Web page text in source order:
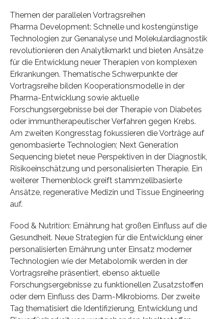
Themen der parallelen Vortragsreihen
Pharma Development: Schnelle und kostengünstige
Technologien zur Genanalyse und Molekulardiagnostik
revolutionieren den Analytikmarkt und bieten Ansätze
für die Entwicklung neuer Therapien von komplexen
Erkrankungen. Thematische Schwerpunkte der
Vortragsreihe bilden Kooperationsmodelle in der
Pharma-Entwicklung sowie aktuelle
Forschungsergebnisse bei der Therapie von Diabetes
oder immuntherapeutischer Verfahren gegen Krebs.
Am zweiten Kongresstag fokussieren die Vorträge auf
genombasierte Technologien; Next Generation
Sequencing bietet neue Perspektiven in der Diagnostik,
Risikoeinschätzung und personalisierten Therapie. Ein
weiterer Themenblock greift stammzellbasierte
Ansätze, regenerative Medizin und Tissue Engineering
auf.
Food & Nutrition: Ernährung hat großen Einfluss auf die
Gesundheit. Neue Strategien für die Entwicklung einer
personalisierten Ernährung unter Einsatz moderner
Technologien wie der Metabolomik werden in der
Vortragsreihe präsentiert, ebenso aktuelle
Forschungsergebnisse zu funktionellen Zusatzstoffen
oder dem Einfluss des Darm-Mikrobioms. Der zweite
Tag thematisiert die Identifizierung, Entwicklung und